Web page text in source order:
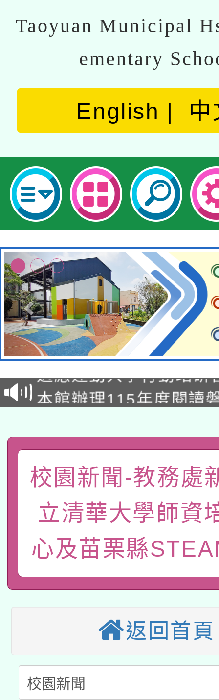
Taoyuan Municipal
ementary
English 中
本校115學年度第2次
招)
適應運動共學行動站研
本館辦理115年度閱讀
礎課程
A3數位素養講師名單
「數位內容與教學軟體
pilot」
有關大陸委員會函釋公
薪期間赴陸應申請許可
轉知經濟部水利署委託
業技術研究院辦理「
動」
115年8月22日(星期六
開 智慧啟航」
2026年桃園地景藝術
本校115學年度第2次
招甄選結果公告(無人
適應運動共學行動站研
本館辦理115年度閱讀
暨閱讀推動專業研習
科技賦能─人工智慧
礎課程
A3數位素養講師名單
校園新聞-教務處
立清華大學師資
心及苗栗縣
返回首頁